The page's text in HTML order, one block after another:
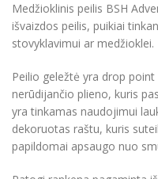
Medžioklinis peilis BSH
išvaizdos peilis, puikiai
stovyklavimui ar medžioklei.
Peilio geležtė yra drop
nerūdijančio plieno, kuris
yra tinkamas naudojimui
dekoruotas raštu, kuris
papildomai apsaugo nuo